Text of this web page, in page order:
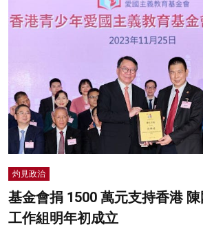
灼見政治
基金會捐 1500 萬元支持香港
工作組明年初成立